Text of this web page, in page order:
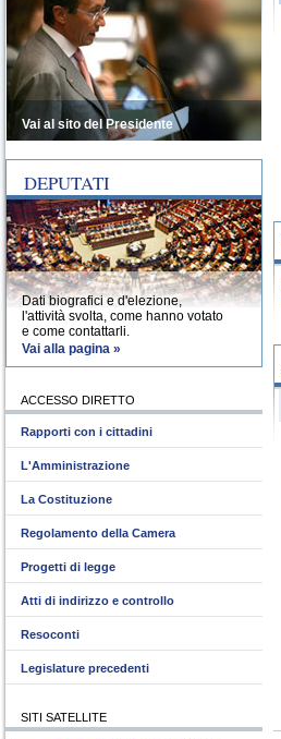
Vai al sito del Presidente
DEPUTATI
Dati biografici e d'elezione,
l'attività svolta, come hanno votato
e come contattarli.
Vai alla pagina »
ACCESSO DIRETTO
Rapporti con i cittadini
L'Amministrazione
La Costituzione
Regolamento della Camera
Progetti di legge
Atti di indirizzo e controllo
Resoconti
Legislature precedenti
SITI SATELLITE